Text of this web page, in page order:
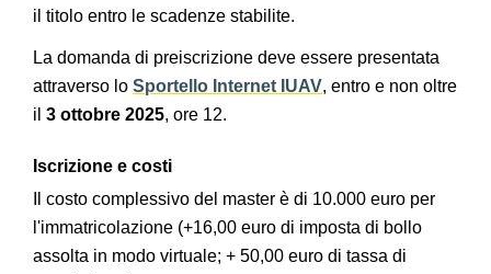
il titolo entro le scadenze stabilite.
La domanda di preiscrizione deve essere presentata
attraverso lo Sportello Internet IUAV, entro e non oltre
il 3 ottobre 2025, ore 12.
Iscrizione e costi
Il costo complessivo del master è di 10.000 euro per
l'immatricolazione (+16,00 euro di imposta di bollo
assolta in modo virtuale; + 50,00 euro di tassa di